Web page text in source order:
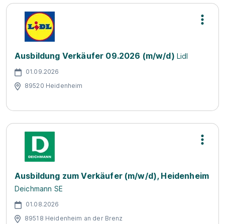
Ausbildung Verkäufer 09.2026 (m/w/d) Lidl
01.09.2026
89520 Heidenheim
Ausbildung zum Verkäufer (m/w/d), Heidenheim
Deichmann SE
01.08.2026
89518 Heidenheim an der Brenz